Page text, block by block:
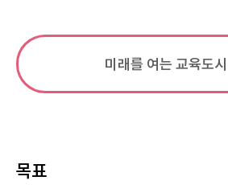
미래를 여는 교육도
목표